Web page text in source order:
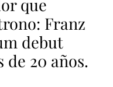
que
Franz
debut
20 años.